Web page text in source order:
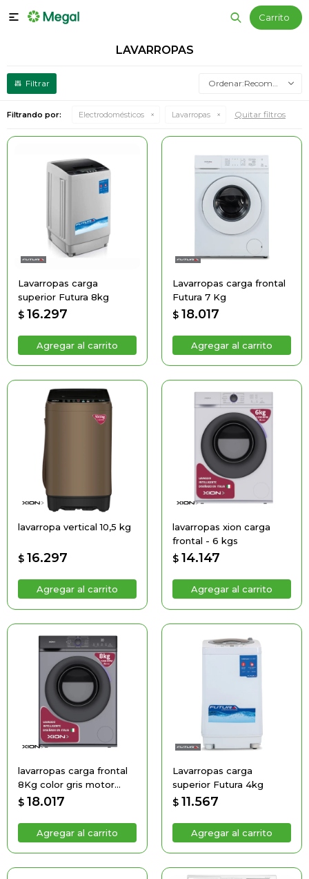

LAVARROPAS
Recomendados
Filtrando por: Electrodomésticos Lavarropas Quitar filtros
Lavarropas carga
superior Futura 8kg
$ 16.297
Lavarropas carga frontal
Futura 7 Kg
$ 18.017
lavarropa vertical 10,5 kg
$ 16.297
lavarropas xion carga
frontal - 6 kgs
$ 14.147
lavarropas carga frontal
8Kg color gris motor
BLDC Inverter
$ 18.017
Lavarropas carga
superior Futura 4kg
$ 11.567